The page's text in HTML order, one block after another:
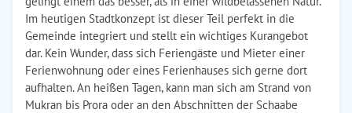
Im heutigen Stadtkonzept ist dieser Teil perfekt in die
Gemeinde integriert und stellt ein wichtiges Kurangebot
dar. Kein Wunder, dass sich Feriengäste und Mieter einer
Ferienwohnung oder eines Ferienhauses sich gerne dort
aufhalten. An heißen Tagen, kann man sich am Strand von
Mukran bis Prora oder an den Abschnitten der Schaabe